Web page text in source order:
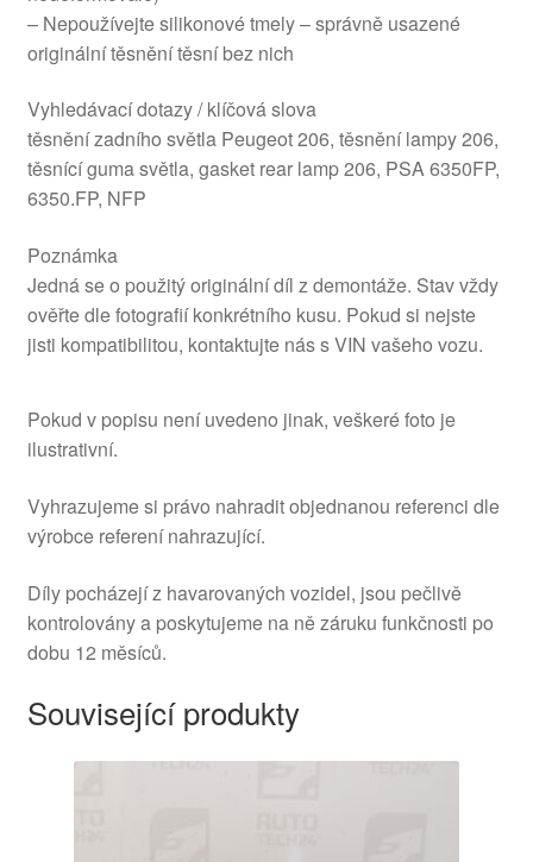
– Nepoužívejte silikonové tmely – správně usazené
originální těsnění těsní bez nich
Vyhledávací dotazy / klíčová slova
těsnění zadního světla Peugeot 206, těsnění lampy 206,
těsnící guma světla, gasket rear lamp 206, PSA 6350FP,
6350.FP, NFP
Poznámka
Jedná se o použitý originální díl z demontáže. Stav vždy
ověřte dle fotografií konkrétního kusu. Pokud si nejste
jisti kompatibilitou, kontaktujte nás s VIN vašeho vozu.
Pokud v popisu není uvedeno jinak, veškeré foto je
ilustrativní.
Vyhrazujeme si právo nahradit objednanou referenci dle
výrobce referení nahrazující.
Díly pocházejí z havarovaných vozidel, jsou pečlivě
kontrolovány a poskytujeme na ně záruku funkčnosti po
dobu 12 měsíců.
Související produkty